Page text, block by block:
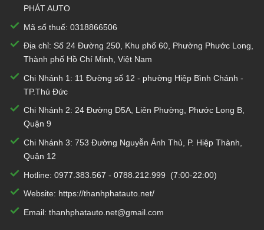
PHÁT AUTO
Mã số thuế: 0318866506
Địa chỉ: Số 24 Đường 250, Khu phố 60, Phường Phước Long,
Thành phố Hồ Chí Minh, Việt Nam
Chi Nhánh 1: 11 Đường số 12 - phường Hiệp Bình Chánh -
TP.Thủ Đức
Chi Nhánh 2: 24 Đường D5A, Liên Phường, Phước Long B,
Quận 9
Chi Nhánh 3: 753 Đường Nguyễn Ảnh Thủ, P. Hiệp Thành,
Quận 12
Hotline: 0977.383.567 - 0788.212.999 (7:00-22:00)
Website: https://thanhphatauto.net/
Email: thanhphatauto.net@gmail.com